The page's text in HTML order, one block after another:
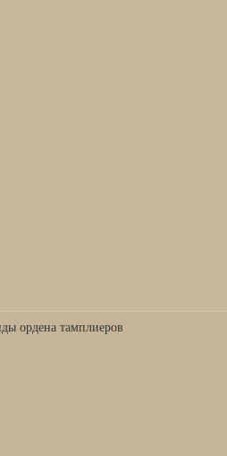
ордена тамплиеров